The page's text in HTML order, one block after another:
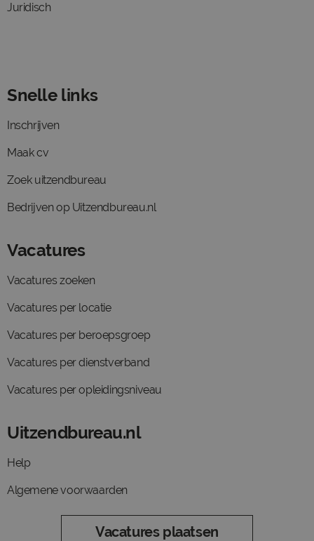
Juridisch
Snelle links
Inschrijven
Maak cv
Zoek uitzendbureau
Bedrijven op Uitzendbureau.nl
Vacatures
Vacatures zoeken
Vacatures per locatie
Vacatures per beroepsgroep
Vacatures per dienstverband
Vacatures per opleidingsniveau
Uitzendbureau.nl
Help
Algemene voorwaarden
Vacatures plaatsen